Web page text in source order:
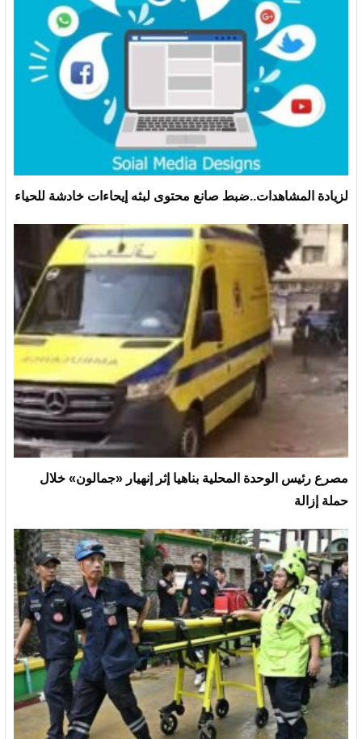
لزيادة المشاهدات..ضبط صانع محتوى لبثه إيحاءات خادشة للحياء
مصرع رئيس الوحدة المحلية بناهيا إثر إنهيار «جمالون» خلال
حملة إزالة